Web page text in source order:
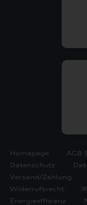
Homepage AGB
Datenschutz
Versand/Zahlung
Widerrufsrecht
Energieeffizienz